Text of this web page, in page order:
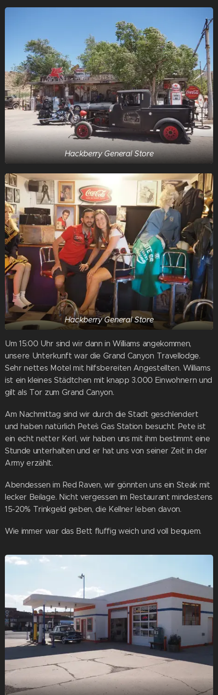
Hackberry General Store
Hackberry General Store
Um 15:00 Uhr sind wir dann in Williams angekommen,
unsere Unterkunft war die Grand Canyon Travellodge.
Sehr nettes Motel mit hilfsbereiten Angestellten. Williams
ist ein kleines Städtchen mit knapp 3.000 Einwohnern und
gilt als Tor zum Grand Canyon.
Am Nachmittag sind wir durch die Stadt geschlendert
und haben natürlich Pete´s Gas Station besucht. Pete ist
ein echt netter Kerl, wir haben uns mit ihm bestimmt eine
Stunde unterhalten und er hat uns von seiner Zeit in der
Army erzählt.
Abendessen im Red Raven, wir gönnten uns ein Steak mit
lecker Beilage. Nicht vergessen im Restaurant mindestens
15-20% Trinkgeld geben, die Kellner leben davon.
Wie immer war das Bett fluffig weich und voll bequem.